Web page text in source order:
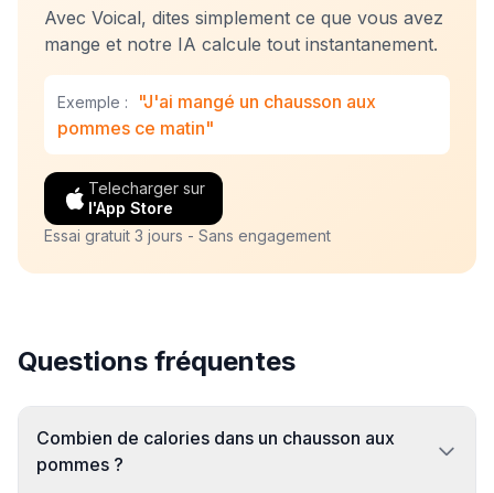
Avec Voical, dites simplement ce que vous avez
mange et notre IA calcule tout instantanement.
Exemple :
"J'ai mangé un chausson aux
pommes ce matin"
Telecharger sur
l'App Store
Essai gratuit 3 jours - Sans engagement
Questions fréquentes
Combien de calories dans un chausson aux
pommes ?